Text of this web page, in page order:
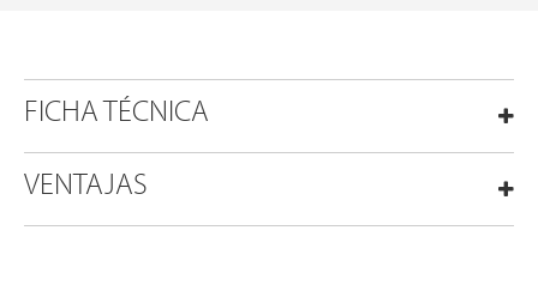
FICHA TÉCNICA
VENTAJAS